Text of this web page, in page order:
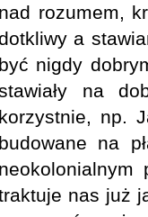
nad rozumem,
a
być nigdy
na
korzystnie, np.
budowane na
neokolonialnym
nas już